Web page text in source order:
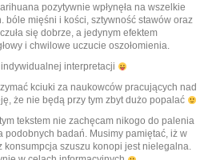
pozytywnie wpłynęła na wszelkie
bóle mięśni i kości, sztywność stawów oraz
się dobrze, a jedynym efektem
i chwilowe uczucie oszołomienia.
interpretacji
kciuki za naukowców pracujących nad
że nie będą przy tym zbyt dużo popalać
tekstem nie zachęcam nikogo do palenia
badań. Musimy pamiętać, iż w
konsumpcja szuszu konopi jest nielegalna.